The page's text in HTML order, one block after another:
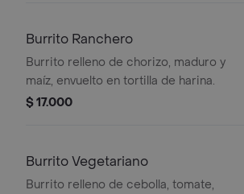
Burrito Ranchero
Burrito relleno de chorizo, maduro y
maíz, envuelto en tortilla de harina.
$ 17.000
Burrito Vegetariano
Burrito relleno de cebolla, tomate,